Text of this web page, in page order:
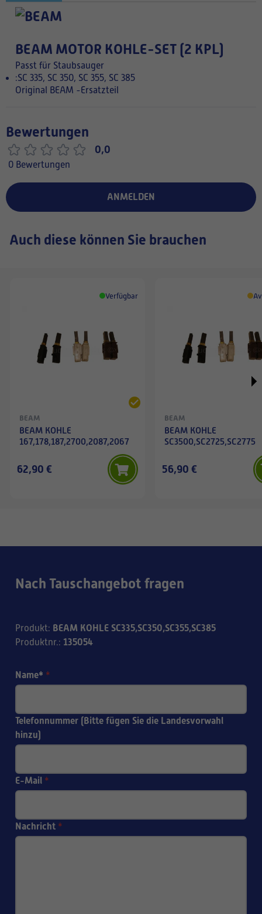
BEAM MOTOR KOHLE-SET (2 KPL)
Passt für Staubsauger
:SC 335, SC 350, SC 355, SC 385
Original BEAM -Ersatzteil
Bewertungen
0,0
0 Bewertungen
ANMELDEN
Auch diese können Sie brauchen
Verfügbar
BEAM
BEAM KOHLE
167,178,187,2700,2087,2067
62,90 €
BEAM
BEAM KOHLE
SC3500,SC2725,SC2775
56,90 €
Nach Tauschangebot fragen
Produkt: BEAM KOHLE SC335,SC350,SC355,SC385
Produktnr.: 135054
Name* *
Telefonnummer (Bitte fügen Sie die Landesvorwahl
hinzu)
E-Mail *
Nachricht *